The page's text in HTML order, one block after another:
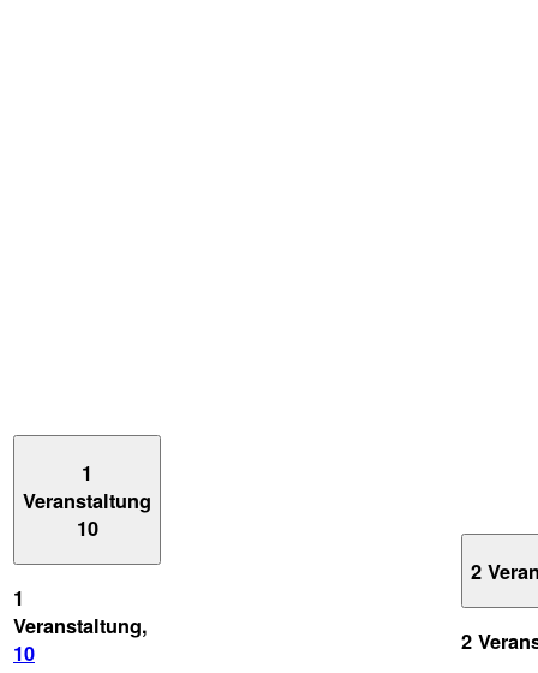
1
Veranstaltung
10
1
Veranstaltung,
10
2
2